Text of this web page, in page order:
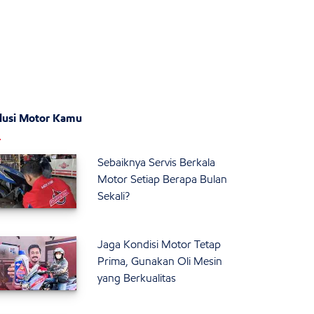
Motor Kamu
Sebaiknya Servis Berkala
Motor Setiap Berapa Bulan
Sekali?
Jaga Kondisi Motor Tetap
Prima, Gunakan Oli Mesin
yang Berkualitas